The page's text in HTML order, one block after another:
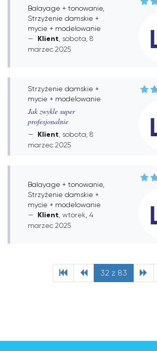
Balayage + tonowanie,
Strzyżenie damskie +
mycie + modelowanie
Klient , sobota, 8
marzec 2025
Strzyżenie damskie +
mycie + modelowanie
Jak zwykle super
profesjonalnie
Klient , sobota, 8
marzec 2025
Balayage + tonowanie,
Strzyżenie damskie +
mycie + modelowanie
Klient , wtorek, 4
marzec 2025
32 z 83